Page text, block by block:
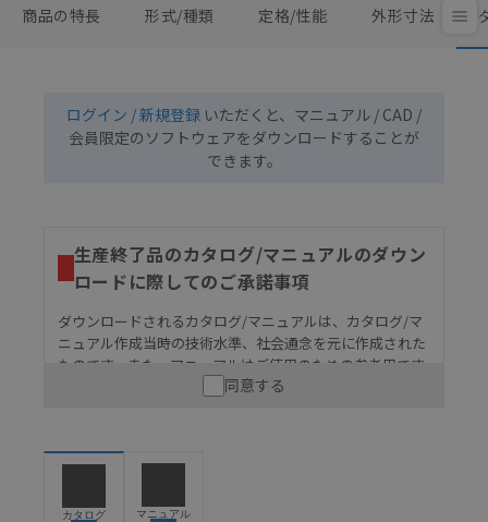
商品の特長 形式/種類 定格/性能 外形寸法
ログイン / 新規登録 いただくと、マニュアル / CAD /
会員限定のソフトウェアをダウンロードすることが
できます。
生産終了品のカタログ/マニュアルのダウン
ロードに際してのご承諾事項
ダウンロードされるカタログ/マニュアルは、カタログ/マ
ニュアル作成当時の技術水準、社会通念を元に作成された
ものです。また、マニュアルはご使用のための参考用です
ので、ご使用にあたっての安全性については十分にご配慮
うな用途に使用される場合には、システム全体として
保できるよう設計されていること、および本製品が全
同意する
カタログ マニュアル